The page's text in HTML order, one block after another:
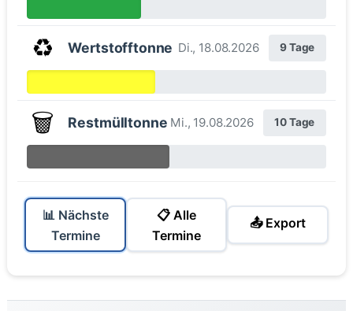
♻️ Wertstofftonne Di., 18.08.2026 9 Tage
🗑️ Restmülltonne Mi., 19.08.2026 10 Tage
📊 Nächste
Termine
📋 Alle
Termine
📤 Export